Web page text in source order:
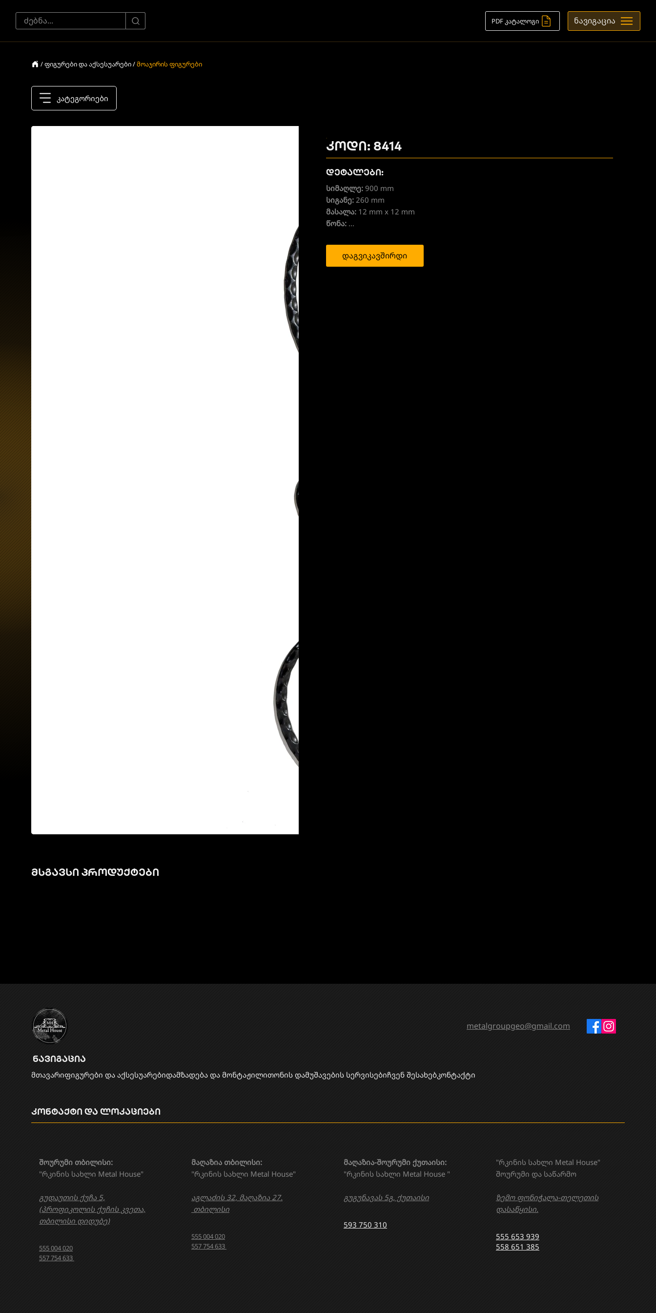
PDF კატალოგი ნავიგაცია
/ ფიგურები და აქსესუარები /მოაჯირის ფიგურები
კატეგორიები
კოდი: 8414
დეტალები:
სიმაღლე:900 mm
სიგანე:260 mm
მასალა:12 mm x 12 mm
წონა:...
დაგვიკავშირდი
მსგავსი პროდუქტები
ნავიგაცია
მთავარიფიგურები და აქსესუარებიდამზადება და მონტაჟი​ლითონის დამუშავების სერვისებიჩვენ შესახებკონტაქტი
"რკინის სახლი Metal House"
შოურუმი და საწარმო
ზემო ფონიჭალა-თელეთის
დასაწყისი.
555 653 939
558 651 385
მაღაზია თბილისი:
"რკინის სახლი Metal House"
აგლაძის 32, მაღაზია 27.
თბილისი
555 004 020
557 754 633
მაღაზია-შოურუმი ქუთაისი:
"რკინის სახლი Metal House "
გუგუნავას 5გ, ქუთაისი
593 750 310
შოურუმი თბილისი:
"რკინის სახლი Metal House"
გუდაუთის ქუჩა 5,
(პროფიკოლის ქუჩის კვეთა,
თბილისი დიდუბე)
555 004 020
557 754 633
კონტაქტი და ლოკაციები
metalgroupgeo@gmail.com